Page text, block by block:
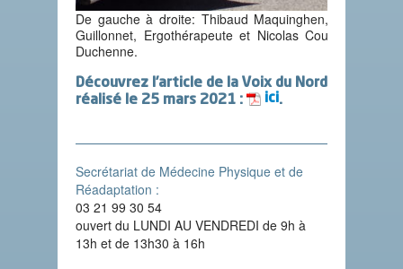
De gauche à droite: Thibaud Maquinghen,
Guillonnet, Ergothérapeute et Nicolas Courtin,
Duchenne.
Découvrez l’article de la Voix du Nord
réalisé le 25 mars 2021 :
ici.
Secrétariat de Médecine Physique et de
Réadaptation :
03 21 99 30 54
ouvert du LUNDI AU VENDREDI de 9h à
13h et de 13h30 à 16h